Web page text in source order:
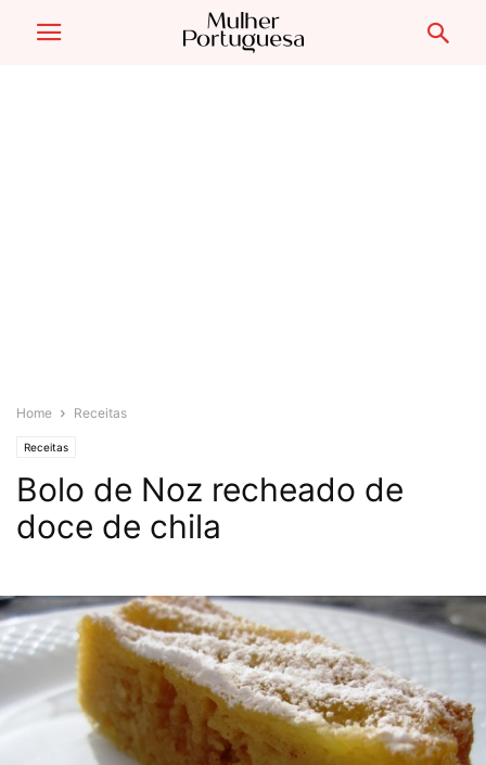
Home Receitas
Receitas
Bolo de Noz recheado de
doce de chila